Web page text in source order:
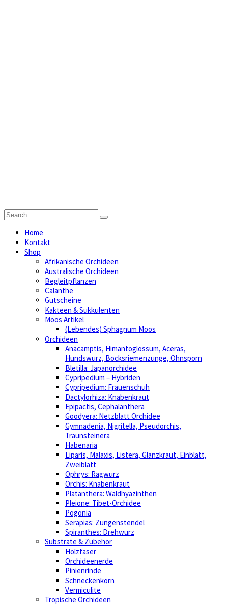
Home
Kontakt
Shop
Afrikanische Orchideen
Australische Orchideen
Begleitpflanzen
Calanthe
Gutscheine
Kakteen & Sukkulenten
Moos Artikel
(Lebendes) Sphagnum Moos
Orchideen
Anacamptis, Himantoglossum, Aceras,
Hundswurz, Bocksriemenzunge, Ohnsporn
Bletilla: Japanorchidee
Cypripedium – Hybriden
Cypripedium: Frauenschuh
Dactylorhiza: Knabenkraut
Epipactis, Cephalanthera
Goodyera: Netzblatt Orchidee
Gymnadenia, Nigritella, Pseudorchis,
Traunsteinera
Habenaria
Liparis, Malaxis, Listera, Glanzkraut, Einblatt,
Zweiblatt
Ophrys: Ragwurz
Orchis: Knabenkraut
Platanthera: Waldhyazinthen
Pleione: Tibet-Orchidee
Pogonia
Serapias: Zungenstendel
Spiranthes: Drehwurz
Substrate & Zubehör
Holzfaser
Orchideenerde
Pinienrinde
Schneckenkorn
Vermiculite
Tropische Orchideen